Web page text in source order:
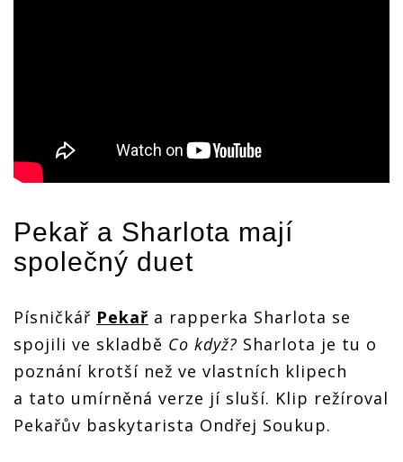
Pekař a Sharlota mají
společný duet
Písničkář Pekař a rapperka Sharlota se
spojili ve skladbě Co když? Sharlota je tu o
poznání krotší než ve vlastních klipech
a tato umírněná verze jí sluší. Klip režíroval
Pekařův baskytarista Ondřej Soukup.